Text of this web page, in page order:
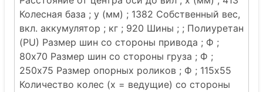
Колесная база ; y (мм) ; 1382 Собственный вес,
вкл. аккумулятор ; кг ; 920 Шины ; ; Полиуретан
(PU) Размер шин со стороны привода ; Ф ;
80x70 Размер шин со стороны груза ; Ф ;
250x75 Размер опорных роликов ; Ф ; 115x55
Количество колес (х = ведущие) со стороны